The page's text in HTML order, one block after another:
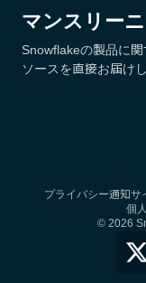
マンスリー
Snowflakeの製品に
ソースを直接お届けし
プライバシー通知サ
個
© 2026